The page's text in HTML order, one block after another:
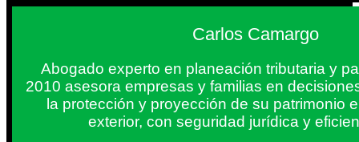
Carlos Camargo
Abogado experto en planeación tributaria y
2010 asesora empresas y familias en
la protección y proyección de su patrimonio
exterior, con seguridad jurídica y